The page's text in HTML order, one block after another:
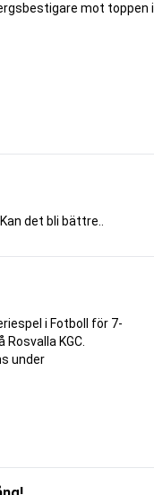
mot toppen i
det bli bättre..
i Fotboll för 7-
KGC.
under